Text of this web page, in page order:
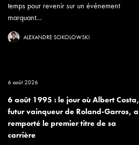
temps pour revenir sur un événement
marquant...
ALEXANDRE SOKOLOWSKI
6 août 2026
6 août 1995 : le jour où Albert Costa,
futur vainqueur de Roland-Garros, a
remporté le premier titre de sa
carrière